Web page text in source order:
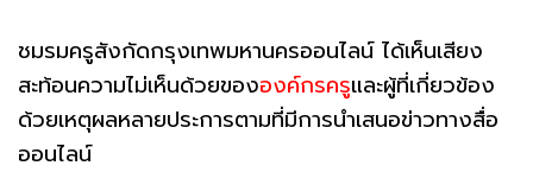
ชมรมครูสังกัดกรุงเทพมหานครออนไลน์ ได้เห็นเสียง
สะท้อนความไม่เห็นด้วยขององค์กรครูและผู้ที่เกี่ยวข้อง
ด้วยเหตุผลหลายประการตามที่มีการนำเสนอข่าวทางสื่อ
ออนไลน์